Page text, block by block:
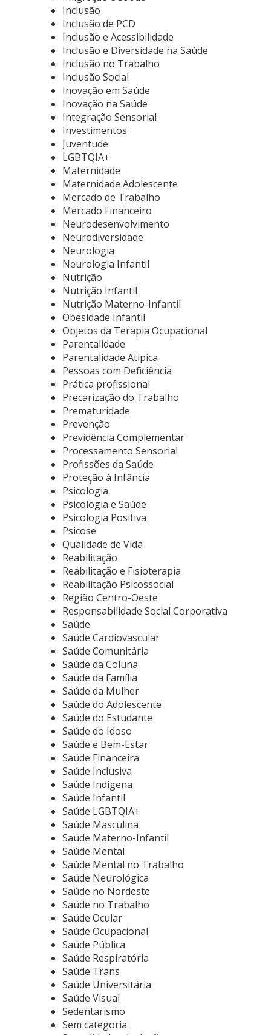
Inclusão
Inclusão de PCD
Inclusão e Acessibilidade
Inclusão e Diversidade na Saúde
Inclusão no Trabalho
Inclusão Social
Inovação em Saúde
Inovação na Saúde
Integração Sensorial
Investimentos
Juventude
LGBTQIA+
Maternidade
Maternidade Adolescente
Mercado de Trabalho
Mercado Financeiro
Neurodesenvolvimento
Neurodiversidade
Neurologia
Neurologia Infantil
Nutrição
Nutrição Infantil
Nutrição Materno-Infantil
Obesidade Infantil
Objetos da Terapia Ocupacional
Parentalidade
Parentalidade Atípica
Pessoas com Deficiência
Prática profissional
Precarização do Trabalho
Prematuridade
Prevenção
Previdência Complementar
Processamento Sensorial
Profissões da Saúde
Proteção à Infância
Psicologia
Psicologia e Saúde
Psicologia Positiva
Psicose
Qualidade de Vida
Reabilitação
Reabilitação e Fisioterapia
Reabilitação Psicossocial
Região Centro-Oeste
Responsabilidade Social Corporativa
Saúde
Saúde Cardiovascular
Saúde Comunitária
Saúde da Coluna
Saúde da Família
Saúde da Mulher
Saúde do Adolescente
Saúde do Estudante
Saúde do Idoso
Saúde e Bem-Estar
Saúde Financeira
Saúde Inclusiva
Saúde Indígena
Saúde Infantil
Saúde LGBTQIA+
Saúde Masculina
Saúde Materno-Infantil
Saúde Mental
Saúde Mental no Trabalho
Saúde Neurológica
Saúde no Nordeste
Saúde no Trabalho
Saúde Ocular
Saúde Ocupacional
Saúde Pública
Saúde Respiratória
Saúde Trans
Saúde Universitária
Saúde Visual
Sedentarismo
Sem categoria